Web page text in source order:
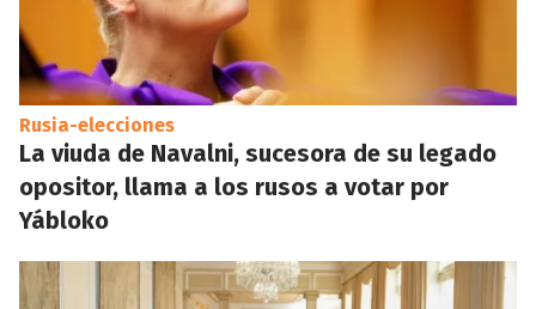
Rusia-elecciones
La viuda de Navalni, sucesora de su legado
opositor, llama a los rusos a votar por
Yábloko